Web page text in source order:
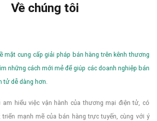
Về chúng tôi
mặt cung cấp giải pháp bán hàng trên kênh thương
những cách mới mẻ để giúp các doanh nghiệp bán
tử dễ dàng hơn.
hiểu việc vận hành của thương mại điện tử, có
mạnh mẽ của bán hàng trực tuyến, cùng với ý